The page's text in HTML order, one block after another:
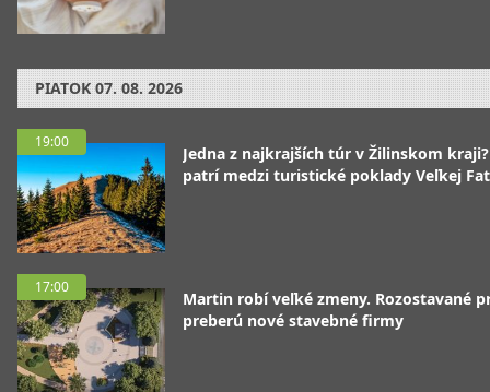
PIATOK 07. 08. 2026
19:00
Jedna z najkrajších túr v Žilinskom
patrí medzi turistické poklady Veľkej
17:00
Martin robí veľké zmeny. Rozostavané
preberú nové stavebné firmy